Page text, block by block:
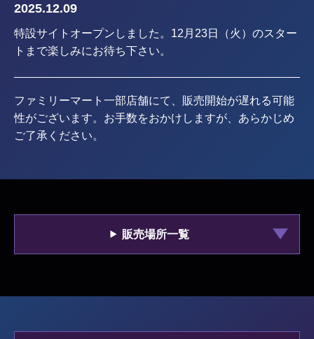
2025.12.09
特設サイトオープンしました。12月23日（火）のスター
トまで楽しみにお待ち下さい。
ファミリーマート一部店舗にて、販売開始が遅れる可能
性がございます。お手数をおかけしますが、あらかじめ
ご了承ください。
販売場所一覧